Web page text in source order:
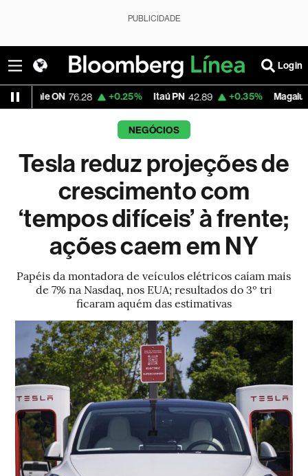
PUBLICIDADE
Login
+0.25% Itaú PN 42.89 +0.35% Magalu 5.03
NEGÓCIOS
Tesla reduz projeções de
crescimento com
‘tempos difíceis’ à frente;
ações caem em NY
Papéis da montadora de veículos elétricos caíam mais
de 7% na Nasdaq, nos EUA; resultados do 3º tri
ficaram aquém das estimativas